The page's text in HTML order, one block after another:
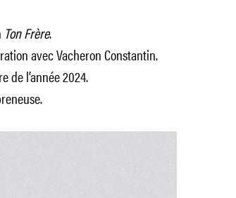
Ton Frère.
avec Vacheron Constantin.
de l’année 2024.